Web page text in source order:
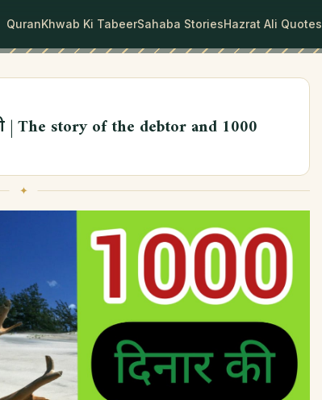
QuranKhwab Ki TabeerSahaba StoriesHazrat Ali Quotes
| The story of the debtor and 1000